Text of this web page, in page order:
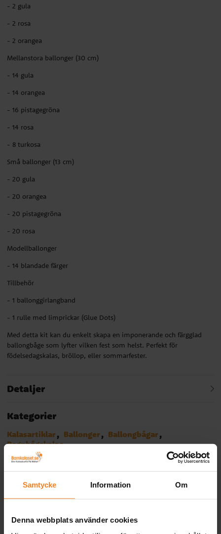
Samtycke Information Om
Denna webbplats använder cookies
- 2 gula
- 2 rosa
- 2 orangea
Mellanstora ballonger (30 cm)
- 14 gula
- 14 orangea
- 16 pistagegröna
- 14 rosa
- 8 turkosa
Små ballonger (13 cm)
- 20 gula
- 20 orangea
- 20 pistagegröna
- 20 rosa
Modellballonger
- 14 blandade färger
Tillbehör
- 1 ballonggirlangband
- 1 rulle med limprickar (Glue Dots)
Med detta kit kan du enkelt skapa en imponerande och färgglad
ballongbåge som lyfter vilken fest som helst. Perfekt för
födelsedagskalas, bröllop, eller sommarfester.
Detaljer
Kategorier
Kalasartiklar Ballonger
Ballongbågar
Regnbågskalas
Relaterade produkter